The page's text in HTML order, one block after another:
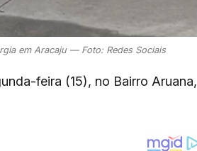
em Aracaju — Foto: Redes Sociais
feira (15), no Bairro Aruana,